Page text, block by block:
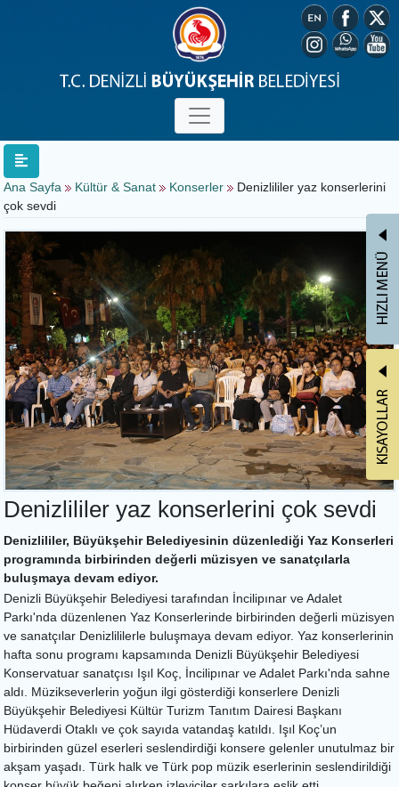
Ana Sayfa Kültür & Sanat Konserler
Denizlililer yaz konserlerini
çok sevdi
Denizlililer yaz konserlerini çok sevdi
Denizlililer, Büyükşehir Belediyesinin düzenlediği Yaz Konserleri
programında birbirinden değerli müzisyen ve sanatçılarla
buluşmaya devam ediyor.
Denizli Büyükşehir Belediyesi tarafından İncilipınar ve Adalet
Parkı'nda düzenlenen Yaz Konserlerinde birbirinden değerli müzisyen
ve sanatçılar Denizlililerle buluşmaya devam ediyor. Yaz konserlerinin
hafta sonu programı kapsamında Denizli Büyükşehir Belediyesi
Konservatuar sanatçısı Işıl Koç, İncilipınar ve Adalet Parkı'nda sahne
aldı. Müzikseverlerin yoğun ilgi gösterdiği konserlere Denizli
Büyükşehir Belediyesi Kültür Turizm Tanıtım Dairesi Başkanı
Hüdaverdi Otaklı ve çok sayıda vatandaş katıldı. Işıl Koç’un
birbirinden güzel eserleri seslendirdiği konsere gelenler unutulmaz bir
akşam yaşadı. Türk halk ve Türk pop müzik eserlerinin seslendirildiği